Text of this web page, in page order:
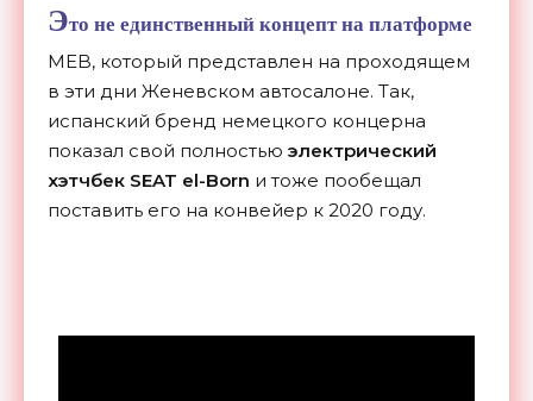
Это не единственный концепт на платформе
MEB, который представлен на проходящем
в эти дни Женевском автосалоне. Так,
испанский бренд немецкого концерна
показал свой полностью электрический
хэтчбек SEAT el-Born и тоже пообещал
поставить его на конвейер к 2020 году.